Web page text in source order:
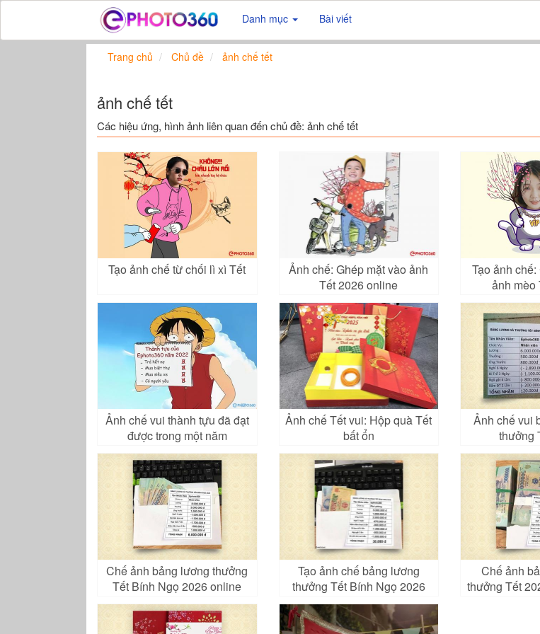
Danh mục Bài viết
Trang chủ Chủ đề ảnh chế tết
ảnh chế tết
Các hiệu ứng, hình ảnh liên quan đến chủ đề: ảnh chế tết
Tạo ảnh chế từ chối lì xì Tết
Ảnh chế: Ghép mặt vào ảnh
Tết 2026 online
Tạo ảnh
ảnh mèo
Ảnh chế vui thành tựu đã đạt
được trong một năm
Ảnh chế Tết vui: Hộp quà Tết
bất ổn
Ảnh chế vui
thưởng
Chế ảnh bảng lương thưởng
Tết Bính Ngọ 2026 online
miễn phí
Tạo ảnh chế bảng lương
thưởng Tết Bính Ngọ 2026
hài hước
Chế ảnh
thưởng Tết